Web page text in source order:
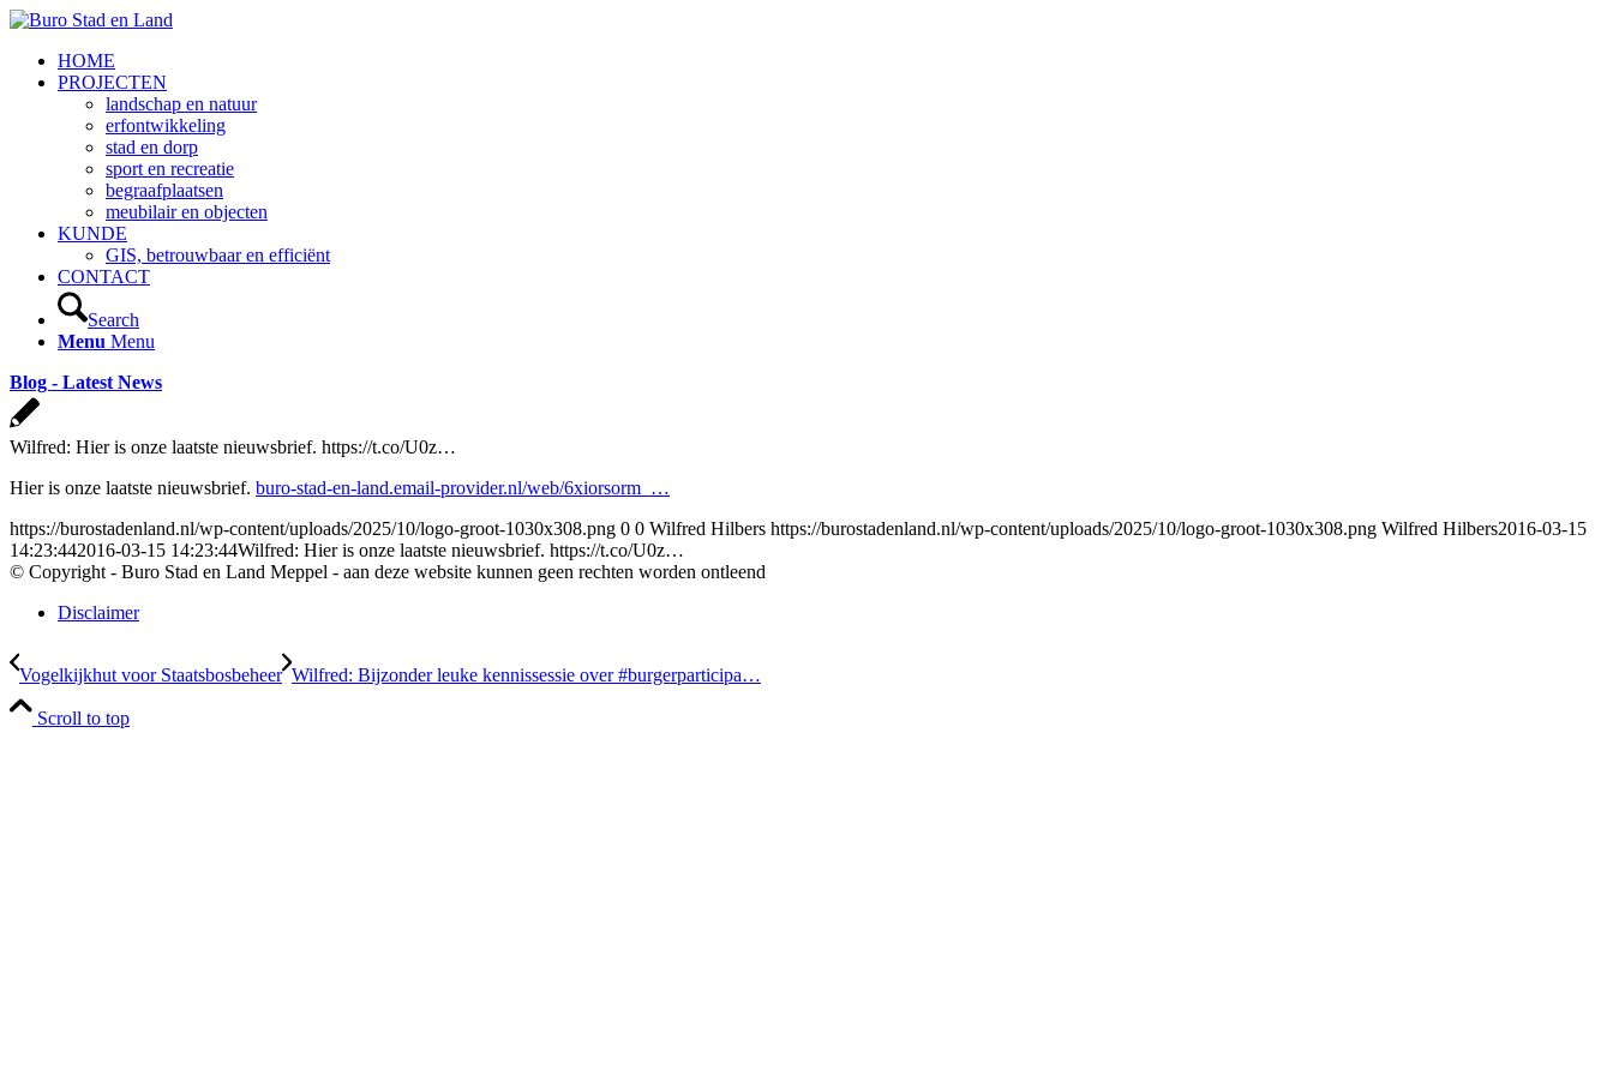
HOME
PROJECTEN
landschap en natuur
erfontwikkeling
stad en dorp
sport en recreatie
begraafplaatsen
meubilair en objecten
KUNDE
GIS, betrouwbaar en efficiënt
CONTACT
Search
Menu Menu
Blog - Latest News
Wilfred: Hier is onze laatste nieuwsbrief. https://t.co/U0z…
Hier is onze laatste nieuwsbrief. buro-stad-en-land.email-provider.nl/web/6xiorsorm_…
https://burostadenland.nl/wp-content/uploads/2025/10/logo-groot-1030x308.png 0 0 Wilfred Hilbers https://burostadenland.nl/wp-content/uploads/2025/10/logo-groot-1030x308.png Wilfred Hilbers2016-03-15
14:23:442016-03-15 14:23:44Wilfred: Hier is onze laatste nieuwsbrief. https://t.co/U0z…
© Copyright - Buro Stad en Land Meppel - aan deze website kunnen geen rechten worden ontleend
Disclaimer
Vogelkijkhut voor Staatsbosbeheer Wilfred: Bijzonder leuke kennissessie over #burgerparticipa…
Scroll to top